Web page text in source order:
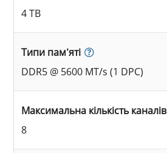
4 TB
Типи пам’яті
DDR5 @ 5600 MT/s (1 DPC)
Максимальна кількість
8